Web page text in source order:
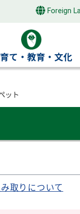
Foreign
て・教育・文化
ット
取りについて